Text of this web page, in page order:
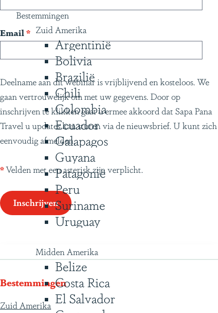
Bestemmingen
Zuid Amerika
Argentinië
Bolivia
Brazilië
Chili
Colombia
Ecuador
Galapagos
Guyana
Patagonië
Peru
Suriname
Uruguay
Midden Amerika
Belize
Costa Rica
El Salvador
i
c
h
r
p
l
i
h
t
Email*v
r
i
c
h
Deelname aan dit webinar is vrijblijvend en kosteloos. We
gaan vertrouwelijk om met uw gegevens. Door op
inschrijven te klikken gaat u ermee akkoord dat Sapa Pana
Travel u updates kan sturen via de nieuwsbrief. U kunt zich
eenvoudig afmelden.
*Velden met een asterisk zijn verplicht.
Inschrijven
Bestemmingen
Zuid Amerika